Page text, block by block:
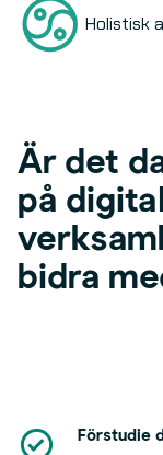
Holistisk
Är det
på
bidra
Förstudie